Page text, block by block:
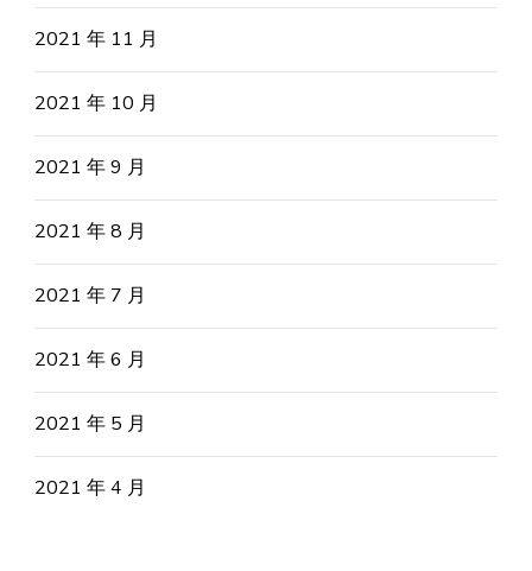
2021 年 11 月
2021 年 10 月
2021 年 9 月
2021 年 8 月
2021 年 7 月
2021 年 6 月
2021 年 5 月
2021 年 4 月